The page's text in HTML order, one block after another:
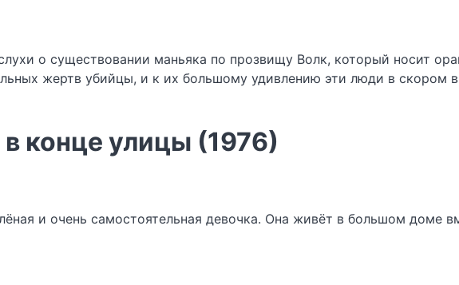
о существовании маньяка по прозвищу Волк, который носит
жертв убийцы, и к их большому удивлению эти люди в скором
конце улицы (1976)
и очень самостоятельная девочка. Она живёт в большом доме